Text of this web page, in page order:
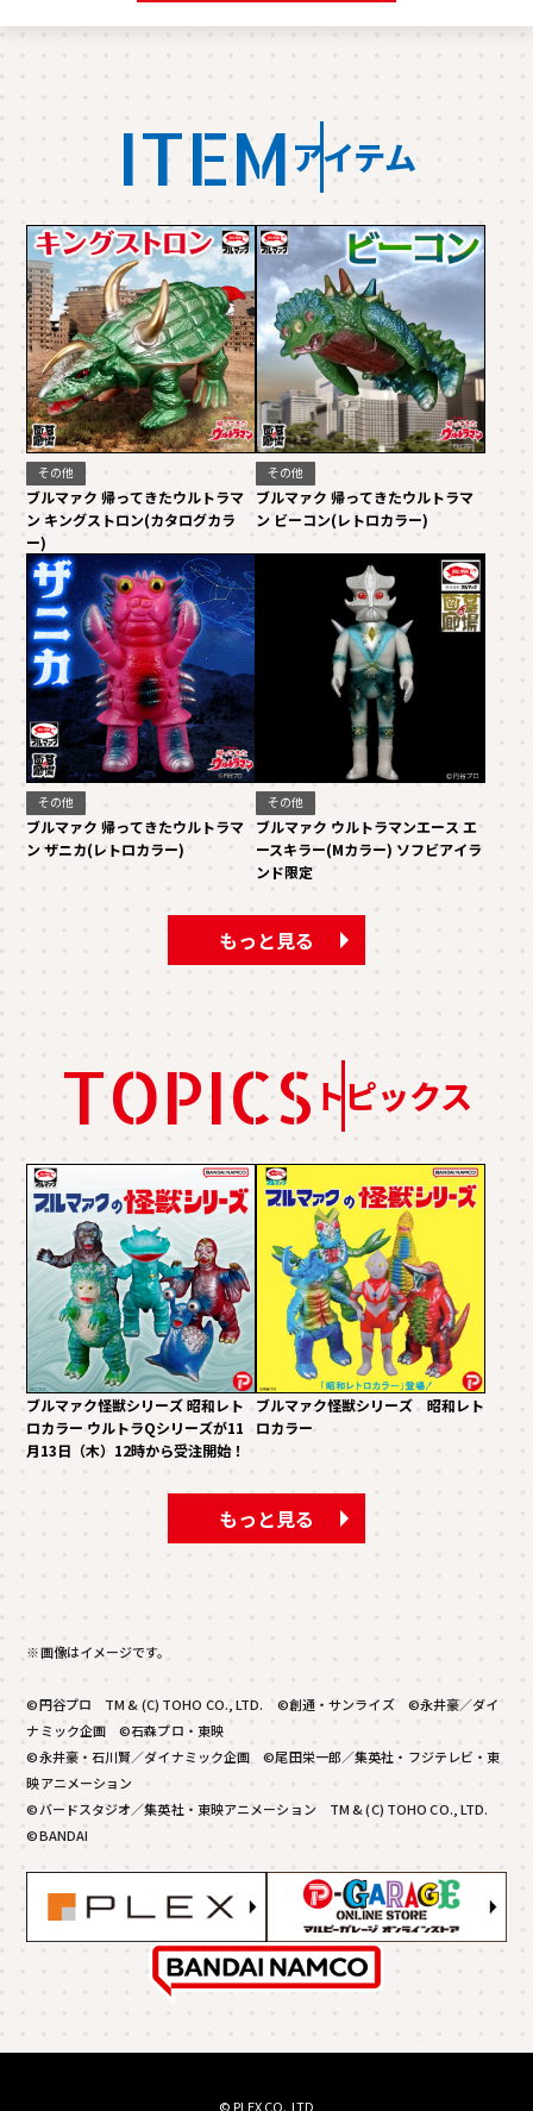
ITEM アイテム
その他
ブルマァク 帰ってきたウルトラマ
ン キングストロン(カタログカラ
ー)
その他
ブルマァク 帰ってきたウルトラマ
ン ビーコン(レトロカラー)
その他
ブルマァク 帰ってきたウルトラマ
ン ザニカ(レトロカラー)
その他
ブルマァク ウルトラマンエース エ
ースキラー(Mカラー) ソフビアイラ
ンド限定
もっと見る
TOPICS トピックス
ブルマァク怪獣シリーズ 昭和レト
ロカラー ウルトラQシリーズが11
月13日（木）12時から受注開始！
ブルマァク怪獣シリーズ 昭和レト
ロカラー
もっと見る
※画像はイメージです。
©円谷プロ TM & (C) TOHO CO., LTD. ©創通・サンライズ ©永井豪／ダイ
ナミック企画 ©石森プロ・東映
©永井豪・石川賢／ダイナミック企画 ©尾田栄一郎／集英社・フジテレビ・東
映アニメーション
©バードスタジオ／集英社・東映アニメーション TM & (C) TOHO CO., LTD.
©BANDAI
© PLEX CO.,LTD